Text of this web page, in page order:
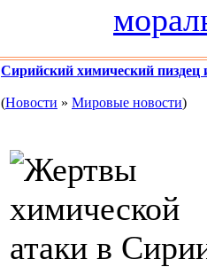
Сирийский химический пиздец
(Новости » Мировые новости)